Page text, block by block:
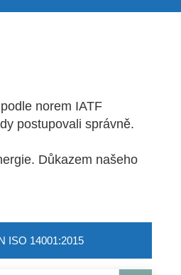
norem IATF
postupovali správně.
Důkazem našeho
ISO 14001:2015